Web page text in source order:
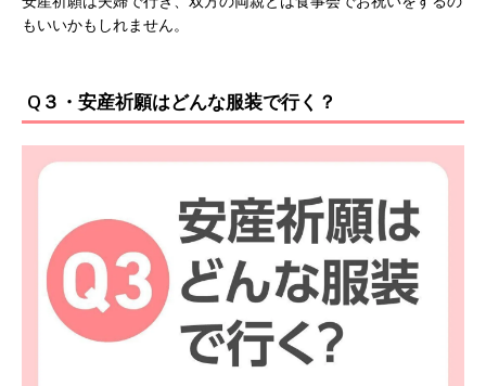
もいいかもしれません。
Q３・安産祈願はどんな服装で行く？